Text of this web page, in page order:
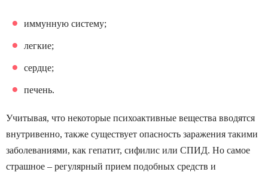
иммунную систему;
легкие;
сердце;
печень.
Учитывая, что некоторые психоактивные вещества вводятся
внутривенно, также существует опасность заражения такими
заболеваниями, как гепатит, сифилис или СПИД. Но самое
страшное – регулярный прием подобных средств и